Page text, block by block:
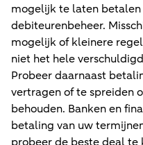
mogelijk te laten
debiteurenbeheer.
mogelijk of kleinere
niet het hele
Probeer daarnaast
vertragen of te spreiden
behouden. Banken en
betaling van uw